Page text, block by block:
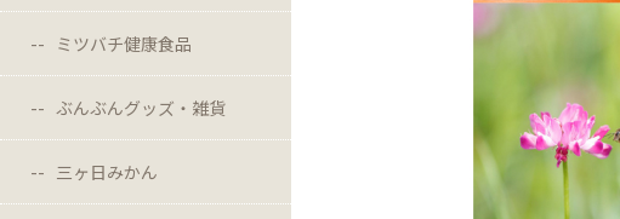
ミツバチ健康食品
ぶんぶんグッズ・雑貨
三ヶ日みかん